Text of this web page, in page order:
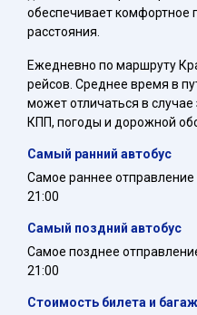
обеспечивает комфортное
расстояния.
Ежедневно по маршруту
рейсов. Среднее время в
может отличаться в
КПП, погоды и дорожной
Самый ранний автобус
Самое раннее отправление
21:00
Самый поздний автобус
Самое позднее
21:00
Стоимость билета и